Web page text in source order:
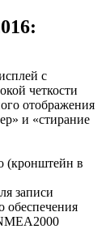
с
четкости
отображения
и «стирание
(кронштейн в
записи
обеспечения